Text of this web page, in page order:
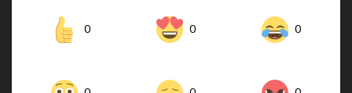
0 0 0